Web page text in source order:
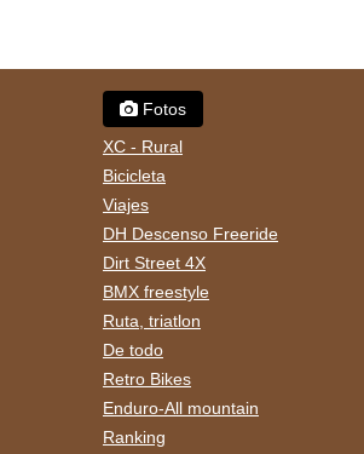
Fotos
XC - Rural
Bicicleta
Viajes
DH Descenso Freeride
Dirt Street 4X
BMX freestyle
Ruta, triatlon
De todo
Retro Bikes
Enduro-All mountain
Ranking